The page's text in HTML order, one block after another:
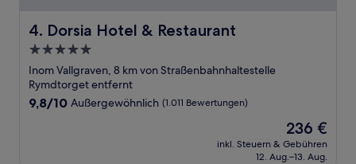
4. Dorsia Hotel & Restaurant
Dorsia Hotel & Restaurant
5.0-
Sterne-
Unterkunft
Inom Vallgraven, 8 km von Straßenbahnhaltestelle
Rymdtorget entfernt
9.8
9,8/10 Außergewöhnlich (1.011 Bewertungen)
Der
Preis
beträgt
236 €
inkl. Steuern & Gebühren
12. Aug.–13. Aug.